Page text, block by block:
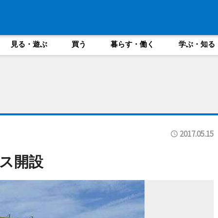
見る・遊ぶ 買う 暮らす・働く 学ぶ・知る
2017.05.15
開設